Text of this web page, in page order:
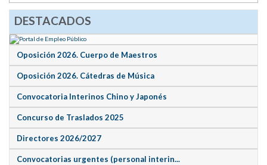
DESTACADOS
Oposición 2026. Cuerpo de Maestros
Oposición 2026. Cátedras de Música
Convocatoria Interinos Chino y Japonés
Concurso de Traslados 2025
Directores 2026/2027
Convocatorias urgentes (personal interin...